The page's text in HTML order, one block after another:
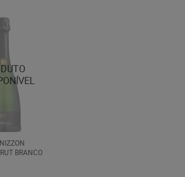
BRANCO